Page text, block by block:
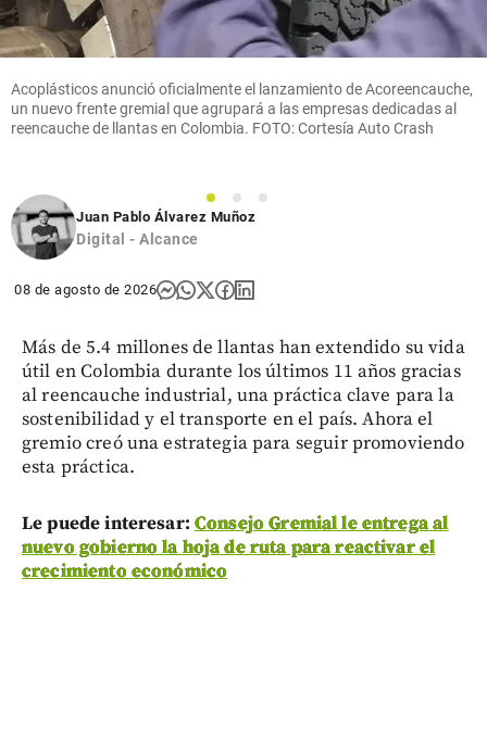
Acoplásticos anunció oficialmente el lanzamiento de Acoreencauche,
un nuevo frente gremial que agrupará a las empresas dedicadas al
reencauche de llantas en Colombia. FOTO: Cortesía Auto Crash
1 2
3
Juan Pablo Álvarez Muñoz
Digital - Alcance
08 de agosto de 2026
Más de 5.4 millones de llantas han extendido su vida
útil en Colombia durante los últimos 11 años gracias
al reencauche industrial, una práctica clave para la
sostenibilidad y el transporte en el país. Ahora el
gremio creó una estrategia para seguir promoviendo
esta práctica.
Le puede interesar: Consejo Gremial le entrega al
nuevo gobierno la hoja de ruta para reactivar el
crecimiento económico